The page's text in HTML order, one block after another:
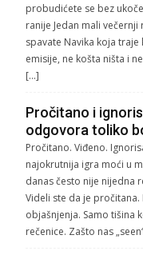
probudićete se bez
ranije Jedan mali
spavate Navika koja
emisije, ne košta ništa i
[…]
Pročitano i
odgovora toliko
Pročitano. Viđeno.
najokrutnija igra moći u
danas često nije nijedna
Videli ste da je
objašnjenja. Samo tišina
rečenice. Zašto nas